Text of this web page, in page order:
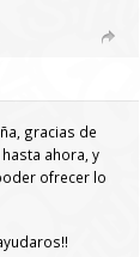
gracias de
ahora, y
ofrecer lo